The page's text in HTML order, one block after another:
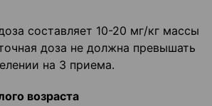
составляет 10-20 мг/кг массы
доза не должна превышать
на 3 приема.
возраста